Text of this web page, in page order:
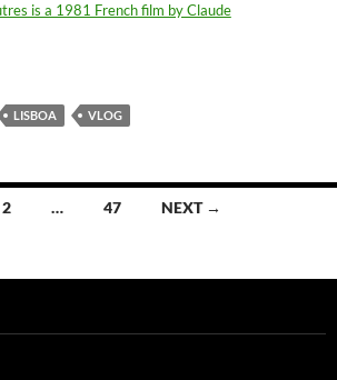
is a 1981 French film by Claude
LISBOA VLOG
2 … 47 NEXT →